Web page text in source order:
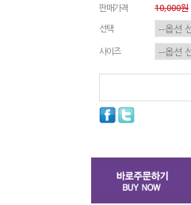
판매가격
10,000원
선택
사이즈